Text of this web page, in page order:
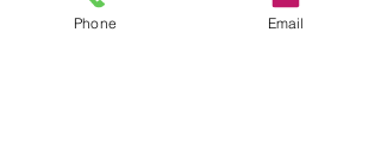
porque o impacto da mesma se é
Phone Email